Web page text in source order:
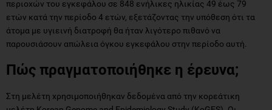
περιοχών του εγκεφάλου σε 848 ενήλικες ηλικίας 49 έως 79
ετών κατά την περίοδο 4 ετών, εξετάζοντας την υπόθεση ότι τα
άτομα με υγιεινή διατροφή θα ήταν λιγότερο πιθανό να
παρουσιάσουν απώλεια όγκου εγκεφάλου στην περίοδο αυτή.
Πώς πραγματοποιήθηκε η έρευνα;
Στη μελέτη χρησιμοποιήθηκαν δεδομένα από την κορεάτικη